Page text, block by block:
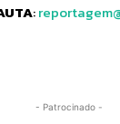
:
- Patrocinado -